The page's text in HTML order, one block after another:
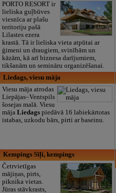
PORTO RESORT ir
lieliska guļbūves
viesnīca ar plašu
teritoriju pašā
Lilastes ezera
krastā. Tā ir lieliska vieta atpūtai ar
ģimeni un draugiem, svinībām un
kāzām, kā arī biznesa darījumiem,
tikšanām un semināru organizēšanai.
Liedags, viesu māja
Viesu māja atrodas
Liepājas–Ventspils
šosejas malā. Viesu
māja Liedagspiedāvā 16 labiekārtotas
istabas, uzkodu bārs, pirti ar baseinu.
Kempings Sīļi, kempings
Četrvietīgas
mājiņas, pirts,
piknika vietas.
Jūras stāvkrasts,